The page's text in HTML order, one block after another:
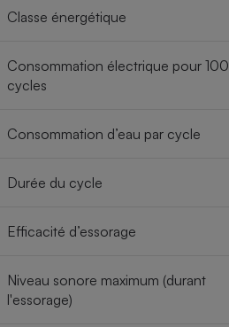
Classe énergétique
Consommation électrique pour 100
cycles
Consommation d’eau par cycle
Durée du cycle
Efficacité d’essorage
Niveau sonore maximum (durant
l'essorage)